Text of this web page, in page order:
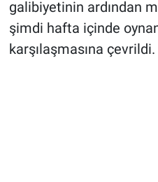
galibiyetinin ardından
şimdi hafta içinde
karşılaşmasına çevrildi.